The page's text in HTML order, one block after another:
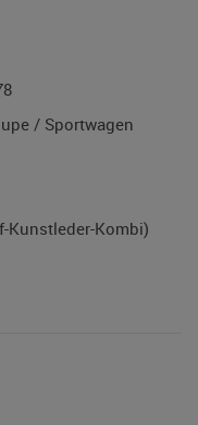
/ Sportwagen
Kunstleder-Kombi)